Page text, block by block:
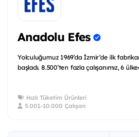
Anadolu Efes
Yolculuğumuz 1969’da İzmir’de ilk
başladı. 8.500’ten fazla çalışanımız, 6
Hızlı Tüketim Ürünleri
5.001-10.000 Çalışan